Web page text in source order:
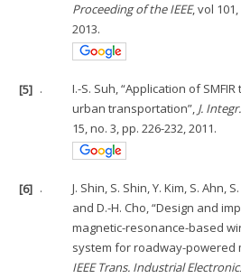
Proceeding of the IEEE, vol
2013.
[5] .
I.-S. Suh, “Application of
urban transportation”, J.
15, no. 3, pp. 226-232, 2011.
[6] .
J. Shin, S. Shin, Y. Kim, S. Ahn,
and D.-H. Cho, “Design and
magnetic-resonance-based
system for roadway-powered
IEEE Trans. Industrial